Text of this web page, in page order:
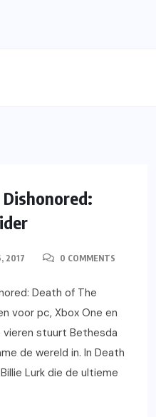
GAMING
NIEUWS
VIDEOS
XBOX ONE
2017 0 COMMENTS
Death of The
voor pc, Xbox One en
stuurt Bethesda
de wereld in. In Death
Lurk die de ultieme